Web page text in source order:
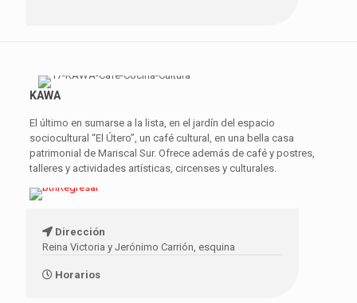
KAWA
El último en sumarse a la lista, en el jardín del espacio
sociocultural “El Útero”, un café cultural, en una bella casa
patrimonial de Mariscal Sur. Ofrece además de café y postres,
talleres y actividades artísticas, circenses y culturales.
Dirección
Reina Victoria y Jerónimo Carrión, esquina
Horarios